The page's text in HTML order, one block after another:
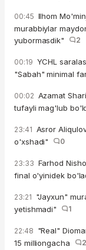
00:45 Ilhom
murabbiylar
yubormasdik"
2
00:19 YCHL
"Sabah" minimal
00:02 Azamat
tufayli mag'lub
23:41 Asror
o'xshadi"
0
23:33 Farhod
final o'yinidek
23:21 "Jayxun"
yetishmadi"
1
22:48 "Real"
15 milliongacha
2